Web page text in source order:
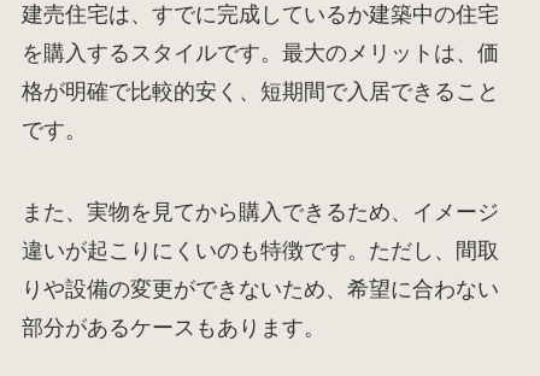
建売住宅は、すでに完成しているか建築中の住宅
を購入するスタイルです。最大のメリットは、価
格が明確で比較的安く、短期間で入居できること
です。
また、実物を見てから購入できるため、イメージ
違いが起こりにくいのも特徴です。ただし、間取
りや設備の変更ができないため、希望に合わない
部分があるケースもあります。